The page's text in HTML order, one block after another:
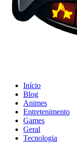
Início
Blog
Animes
Entretenimento
Games
Geral
Tecnologia